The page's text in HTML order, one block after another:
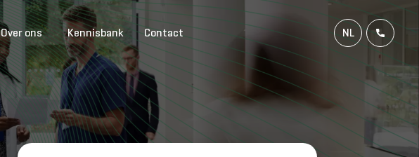
Over ons Kennisbank Contact
NL
DE